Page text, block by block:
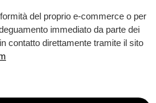
del proprio e-commerce o per
immediato da parte dei
contatto direttamente tramite il sito